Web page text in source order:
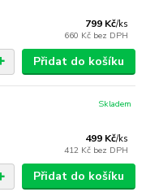
799 Kč/ks
660 Kč bez DPH
Přidat do košíku
499 Kč/ks
412 Kč bez DPH
Skladem
Přidat do košíku